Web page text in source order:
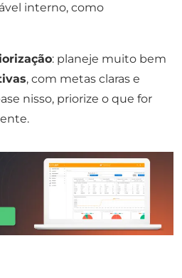
interno, como
: planeje muito bem
, com metas claras e
nisso, priorize o que for